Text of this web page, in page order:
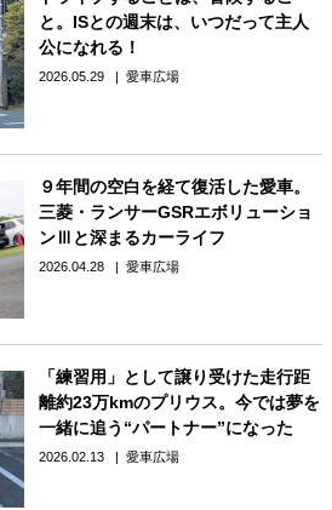
と。ISとの週末は、いつだって主人
公になれる！
2026.05.29 愛車広場
９年間の空白を経て復活した愛車。
三菱・ランサーGSRエボリューショ
ンⅢと深まるカーライフ
2026.04.28 愛車広場
「練習用」として譲り受けた走行距
離約23万kmのプリウス。今では夢を
一緒に追う“パートナー”になった
2026.02.13 愛車広場